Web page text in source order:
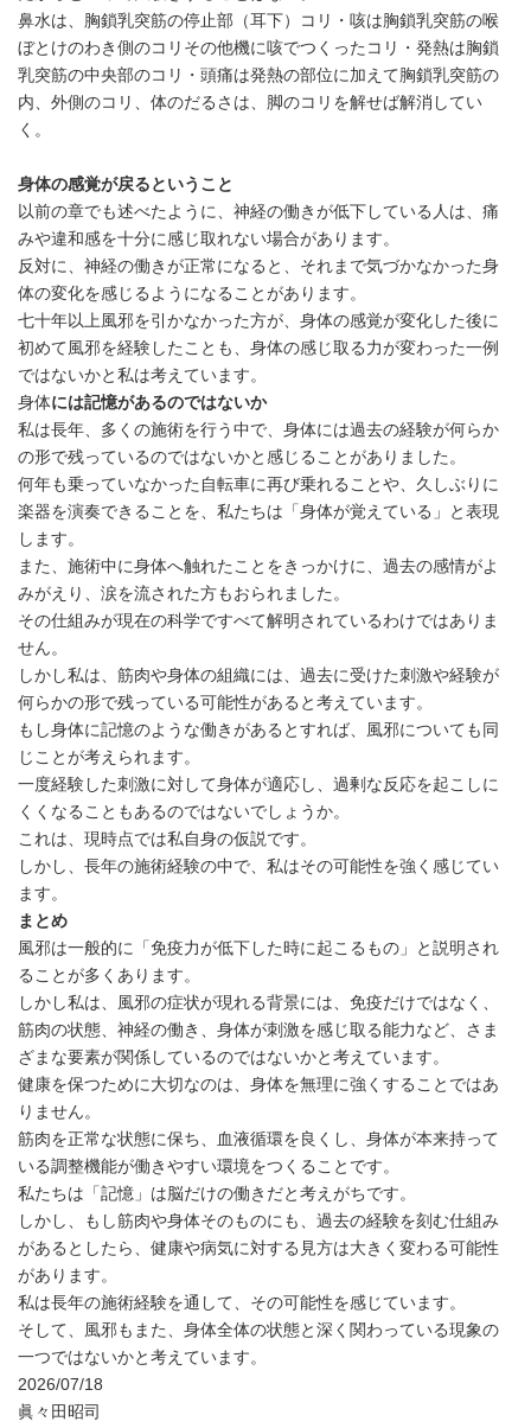
鼻水は、胸鎖乳突筋の停止部（耳下）コリ・咳は胸鎖乳突筋の喉
ぼとけのわき側のコリその他機に咳でつくったコリ・発熱は胸鎖
乳突筋の中央部のコリ・頭痛は発熱の部位に加えて胸鎖乳突筋の
内、外側のコリ、体のだるさは、脚のコリを解せば解消してい
く。
身体の感覚が戻るということ
以前の章でも述べたように、神経の働きが低下している人は、痛
みや違和感を十分に感じ取れない場合があります。
反対に、神経の働きが正常になると、それまで気づかなかった身
体の変化を感じるようになることがあります。
七十年以上風邪を引かなかった方が、身体の感覚が変化した後に
初めて風邪を経験したことも、身体の感じ取る力が変わった一例
ではないかと私は考えています。
身体には記憶があるのではないか
私は長年、多くの施術を行う中で、身体には過去の経験が何らか
の形で残っているのではないかと感じることがありました。
何年も乗っていなかった自転車に再び乗れることや、久しぶりに
楽器を演奏できることを、私たちは「身体が覚えている」と表現
します。
また、施術中に身体へ触れたことをきっかけに、過去の感情がよ
みがえり、涙を流された方もおられました。
その仕組みが現在の科学ですべて解明されているわけではありま
せん。
しかし私は、筋肉や身体の組織には、過去に受けた刺激や経験が
何らかの形で残っている可能性があると考えています。
もし身体に記憶のような働きがあるとすれば、風邪についても同
じことが考えられます。
一度経験した刺激に対して身体が適応し、過剰な反応を起こしに
くくなることもあるのではないでしょうか。
これは、現時点では私自身の仮説です。
しかし、長年の施術経験の中で、私はその可能性を強く感じてい
ます。
まとめ
風邪は一般的に「免疫力が低下した時に起こるもの」と説明され
ることが多くあります。
しかし私は、風邪の症状が現れる背景には、免疫だけではなく、
筋肉の状態、神経の働き、身体が刺激を感じ取る能力など、さま
ざまな要素が関係しているのではないかと考えています。
健康を保つために大切なのは、身体を無理に強くすることではあ
りません。
筋肉を正常な状態に保ち、血液循環を良くし、身体が本来持って
いる調整機能が働きやすい環境をつくることです。
私たちは「記憶」は脳だけの働きだと考えがちです。
しかし、もし筋肉や身体そのものにも、過去の経験を刻む仕組み
があるとしたら、健康や病気に対する見方は大きく変わる可能性
があります。
私は長年の施術経験を通して、その可能性を感じています。
そして、風邪もまた、身体全体の状態と深く関わっている現象の
一つではないかと考えています。
2026/07/18
眞々田昭司